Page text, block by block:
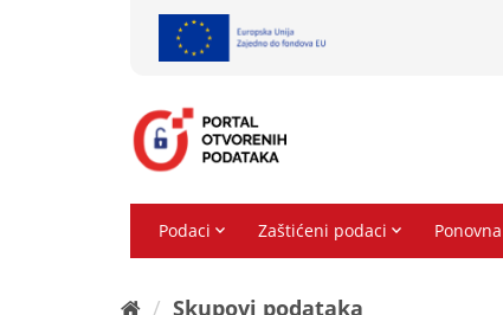
Skupovi podаtаkа